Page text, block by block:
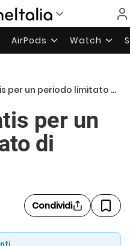
AirPods Watch
un periodo limitato di tempo
per un
di
Condividi